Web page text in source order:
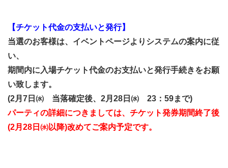
【チケット代金の支払いと発行】
当選のお客様は、イベントページよりシステムの案内に従
い、
期間内に入場チケット代金のお支払いと発行手続きをお願
い致します。
(2月7日㈬ 当落確定後、2月28日㈬ 23：59まで)
パーティの詳細につきましては、チケット発券期間終了後
(2月28日㈬以降)改めてご案内予定です。